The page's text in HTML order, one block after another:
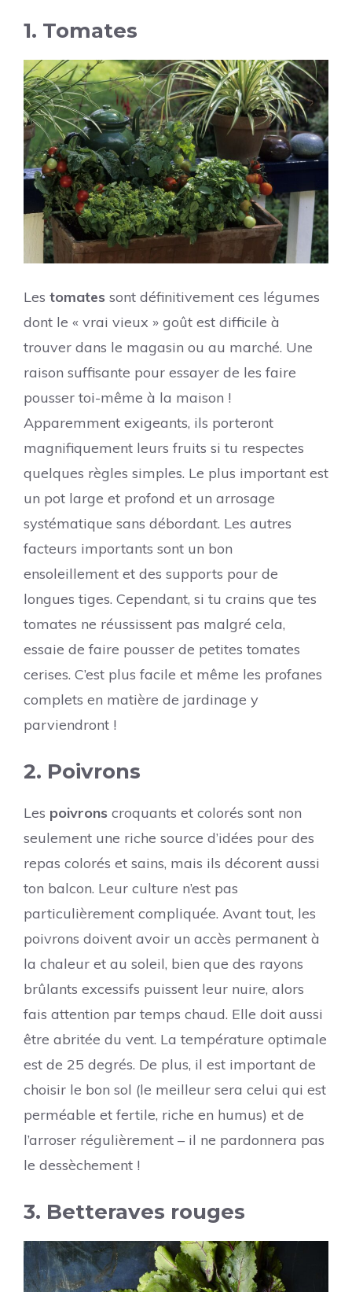
1. Tomates
Les tomates sont définitivement ces légumes
dont le « vrai vieux » goût est difficile à
trouver dans le magasin ou au marché. Une
raison suffisante pour essayer de les faire
pousser toi-même à la maison !
Apparemment exigeants, ils porteront
magnifiquement leurs fruits si tu respectes
quelques règles simples. Le plus important est
un pot large et profond et un arrosage
systématique sans débordant. Les autres
facteurs importants sont un bon
ensoleillement et des supports pour de
longues tiges. Cependant, si tu crains que tes
tomates ne réussissent pas malgré cela,
essaie de faire pousser de petites tomates
cerises. C’est plus facile et même les profanes
complets en matière de jardinage y
parviendront !
2. Poivrons
Les poivrons croquants et colorés sont non
seulement une riche source d’idées pour des
repas colorés et sains, mais ils décorent aussi
ton balcon. Leur culture n’est pas
particulièrement compliquée. Avant tout, les
poivrons doivent avoir un accès permanent à
la chaleur et au soleil, bien que des rayons
brûlants excessifs puissent leur nuire, alors
fais attention par temps chaud. Elle doit aussi
être abritée du vent. La température optimale
est de 25 degrés. De plus, il est important de
choisir le bon sol (le meilleur sera celui qui est
perméable et fertile, riche en humus) et de
l’arroser régulièrement – il ne pardonnera pas
le dessèchement !
3. Betteraves rouges